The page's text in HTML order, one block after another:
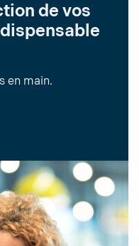
de vos
en main.